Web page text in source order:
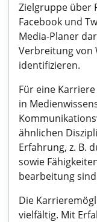
Zielgruppe über
Facebook und
Media-Planer
Verbreitung von
identifizieren.
Für eine
in
ähnlichen
Erfahrung, z. B.
sowie
bearbeitung
Die
vielfältig. Mit